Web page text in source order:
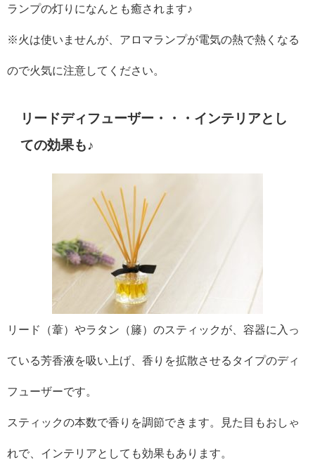
ランプの灯りになんとも癒されます♪
※火は使いませんが、アロマランプが電気の熱で熱くなる
ので火気に注意してください。
リードディフューザー・・・インテリアとし
ての効果も♪
リード（葦）やラタン（籐）のスティックが、容器に入っ
ている芳香液を吸い上げ、香りを拡散させるタイプのディ
フューザーです。
スティックの本数で香りを調節できます。見た目もおしゃ
れで、インテリアとしても効果もあります。